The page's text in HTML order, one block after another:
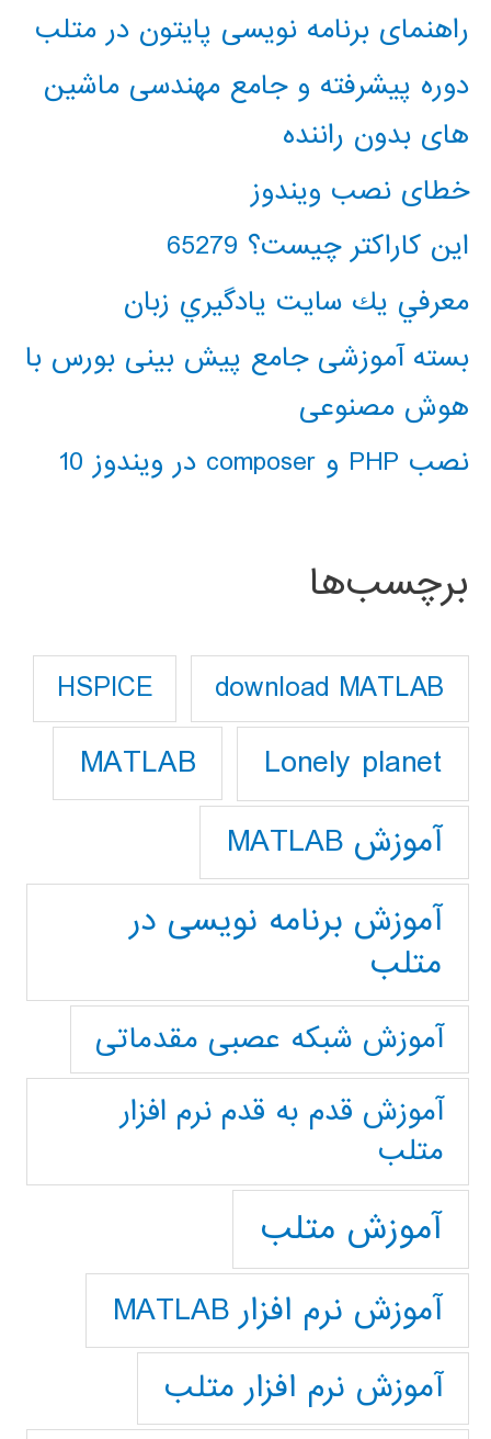
راهنمای برنامه نویسی پایتون در متلب
دوره پیشرفته و جامع مهندسی ماشین
های بدون راننده
خطای نصب ویندوز
این کاراکتر چیست؟ 65279
معرفي يك سايت يادگيري زبان
بسته آموزشی جامع پیش بینی بورس با
هوش مصنوعی
نصب PHP و composer در ویندوز 10
برچسب‌ها
download MATLAB
HSPICE
Lonely planet
MATLAB
آموزش MATLAB
آموزش برنامه نویسی در
متلب
آموزش شبکه عصبی مقدماتی
آموزش قدم به قدم نرم افزار
متلب
آموزش متلب
آموزش نرم افزار MATLAB
آموزش نرم افزار متلب